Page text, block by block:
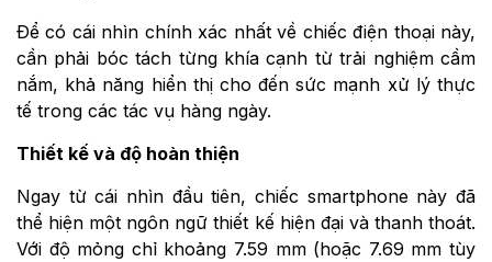
Để có cái nhìn chính xác nhất về chiếc điện thoại này,
cần phải bóc tách từng khía cạnh từ trải nghiệm cầm
nắm, khả năng hiển thị cho đến sức mạnh xử lý thực
tế trong các tác vụ hàng ngày.
Thiết kế và độ hoàn thiện
Ngay từ cái nhìn đầu tiên, chiếc smartphone này đã
thể hiện một ngôn ngữ thiết kế hiện đại và thanh thoát.
Với độ mỏng chỉ khoảng 7.59 mm (hoặc 7.69 mm tùy